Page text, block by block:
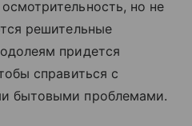
но не
решительные
придется
справиться с
бытовыми проблемами.